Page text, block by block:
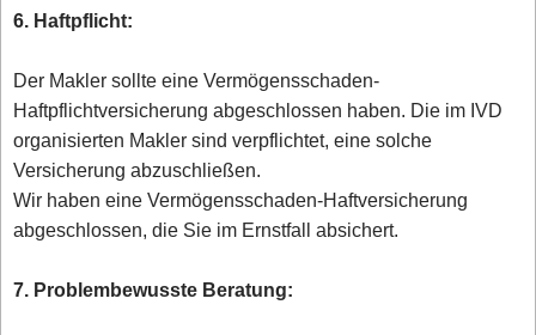
6. Haftpflicht:
Der Makler sollte eine Vermögensschaden-
Haftpflichtversicherung abgeschlossen haben. Die im IVD
organisierten Makler sind verpflichtet, eine solche
Versicherung abzuschließen.
Wir haben eine Vermögensschaden-Haftversicherung
abgeschlossen, die Sie im Ernstfall absichert.
7. Problembewusste Beratung: